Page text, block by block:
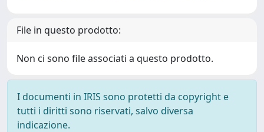
File in questo prodotto:
Non ci sono file associati a questo prodotto.
I documenti in IRIS sono protetti da copyright e
tutti i diritti sono riservati, salvo diversa
indicazione.